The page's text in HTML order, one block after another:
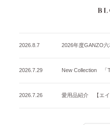
2026.8.7 2026年度GANZO六
2026.7.29 New Collection 「
2026.7.26